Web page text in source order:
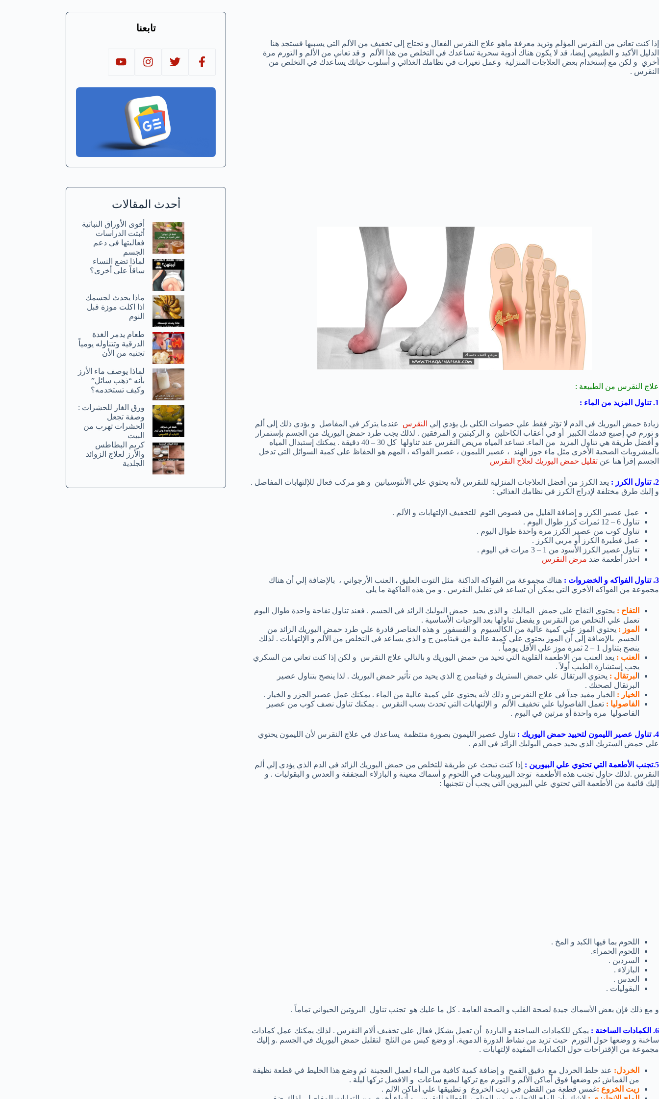
إذا كنت تعاني من النقرس المؤلم وتريد معرفة ماهو علاج النقرس الفعال و تحتاج إلي تخفيف من الألم التي يسببها فستجد هنا
الدليل الأكيد و الطبيعي إيضا، قد لا يكون هناك أدوية سحرية تساعدك في التخلص من هذا الألم و قد تعاني من الألم و التورم مرة
أخري و لكن مع إستخدام بعض العلاجات المنزلية وعمل تغيرات في نظامك الغذائي و أسلوب حياتك يساعدك في التخلص من
النقرس .
علاج النقرس من الطبيعة :
1. تناول المزيد من الماء :
زيادة حمض اليوريك في الدم لا تؤثر فقط علي حصوات الكلي بل يؤدي إلي النقرس عندما يتركز في المفاصل و يؤدي ذلك إلي ألم
و تورم في إصبع قدمك الكبير أو في أعقاب الكاحلين و الركبتين و المرفقين . لذلك يجب طرد حمض اليوريك من الجسم بإستمرار
و أفضل طريقة هي تناول المزيد من الماء. تساعد المياه مريض النقرس عند تناولها كل 30 – 40 دقيقة . يمكنك إستبدال المياه
بالمشروبات الصحية الأخري مثل ماء جوز الهند ، عصير الليمون ، عصير الفواكه ، المهم هو الحفاظ علي كمية السوائل التي تدخل
الجسم إقرأ هنا عن تقليل حمض اليوريك لعلاج النقرس
2. تناول الكرز :
يعد الكرز من أفضل العلاجات المنزلية للنقرس لأنه يحتوي علي الأنثوسيانين و هو مركب فعال للإلتهابات المفاصل .
و إليك طرق مختلفة لإدراج الكرز في نظامك الغذائي :
عمل عصير الكرز و إضافة القليل من فصوص الثوم للتخفيف الإلتهابات و الألم .
تناول 6 – 12 ثمرات كرز طوال اليوم .
تناول كوب من عصير الكرز مرة واحدة طوال اليوم .
عمل فطيرة الكرز أو مربي الكرز .
تناول عصير الكرز الأسود من 1 – 3 مرات في اليوم .
احذر أطعمة ضد مرض النقرس
3. تناول الفواكه و الخضروات :
هناك مجموعة من الفواكه الداكنة مثل التوت العليق ، العنب الأرجواني ، بالإضافة إلي أن هناك
مجموعة من الفواكه الأخري التي يمكن أن تساعد في تقليل النقرس . و من هذه الفاكهة ما يلي
التفاح : يحتوي التفاح علي حمض الماليك و الذي يحيد حمض البوليك الزائد في الجسم . فعند تناول تفاحة واحدة طوال اليوم
تعمل علي التخلص من النقرس و يفضل تناولها بعد الوجبات الأساسية .
الموز : يحتوي الموز علي كمية عالية من الكالسيوم و الفسفور و هذه العناصر قادرة علي طرد حمض اليوريك الزائد من
الجسم بالإضافة إلي أن الموز يحتوي علي كمية عالية من فيتامين ج و الذي يساعد في التخلص من الألم و الإلتهابات . لذلك
ينصح بتناول 1 – 2 ثمرة موز علي الأقل يومياً .
العنب : يعد العنب من الاطعمة القلوية التي تحيد من حمض اليوريك و بالتالي علاج النقرس و لكن إذا كنت تعاني من السكري
يجب إستشارة الطيب أولاً .
لبرتقال : يحتوي البرتقال علي حمض الستريك و فيتامين ج الذي يحيد من تأثير حمض اليوريك . لذا ينصح بتناول عصير
البرتقال لصحتك .
الخيار : الخيار مفيد جداً في علاج النقرس و ذلك لأنه يحتوي علي كمية عالية من الماء . يمكنك عمل عصير الجزر و الخيار .
الفاصوليا : تعمل الفاصوليا علي تخفيف الألم و الإلتهابات التي تحدث بسب النقرس . يمكنك تناول نصف كوب من عصير
الفاصوليا مرة واحدة أو مرتين في اليوم .
4. تناول عصير الليمون لتحييد حمض اليوريك :
تناول عصير الليمون بصورة منتظمة يساعدك في علاج النقرس لأن الليمون يحتوي
علي حمض الستريك الذي يحيد حمض البوليك الزائد في الدم .
5.تجنب الأطعمة التي تحتوي علي البيورين :
إذا كنت تبحث عن طريقة للتخلص من حمض اليوريك الزائد في الدم الذي يؤدي إلي ألم
النقرس .لذلك حاول تجنب هذه الأطعمة توجد البيروينات في اللحوم و أسماك معينة و البازلاء المجففة و العدس و البقوليات . و
إليك قائمة من الأطعمة التي تحتوي علي البيروين التي يجب أن تتجنبها :
اللحوم بما فيها الكبد و المخ .
اللحوم الحمراء.
السردين .
البازلاء .
العدس .
البقوليات .
و مع ذلك فإن بعض الأسماك جيدة لصحة القلب و الصحة العامة . كل ما عليك هو تجنب تناول البروتين الحيواني تماماً .
6. الكمادات الساخنة :
يمكن للكمادات الساخنة و الباردة أن تعمل بشكل فعال علي تخفيف ألام النقرس . لذلك يمكنك عمل كمادات
ساخنة و وضعها حول التورم حيث تزيد من نشاط الدورة الدموية. أو وضع كيس من الثلج لتقليل حمض اليوريك في الجسم .و إليك
مجموعة من الإقتراحات حول الكمادات المفيدة لإلتهابات .
الخردل: عند خلط الخردل مع دقيق القمح و إضافة كمية كافية من الماء لعمل العجينة ثم وضع هذا الخليط في قطعة نظيفة
من القماش ثم وضعها فوق أماكن الألم و التورم مع تركها لبضع ساعات و الافضل تركها ليلة .
زيت الخروع :غمس قطعة من القطن في زيت الخروع و تطبيقها علي أماكن الالم .
تابعنا
أحدث المقالات
أقوى الأوراق النباتية
أثبتت الدراسات
فعاليتها في دعم
الجسم
لماذا تضع النساء
ساقاً على أخرى؟
ماذا يحدث لجسمك
اذا اكلت موزة قبل
النوم
طعام يدمر الغدة
الدرقية وتتناوله يومياً
تجنبه من الأن
لماذا يوصف ماء الأرز
بأنه “ذهب سائل”
وكيف تستخدمه؟
ورق الغار للحشرات :
وصفة تجعل
الحشرات تهرب من
البيت
كريم البطاطس
والأرز لعلاج الزوائد
الجلدية